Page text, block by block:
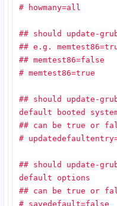
# howmany=all
## should update-
## e.g.
## memtest86=false
# memtest86=true
## should update-
default booted
## can be true or
#
## should update-
default options
## can be true or
# savedefault=false